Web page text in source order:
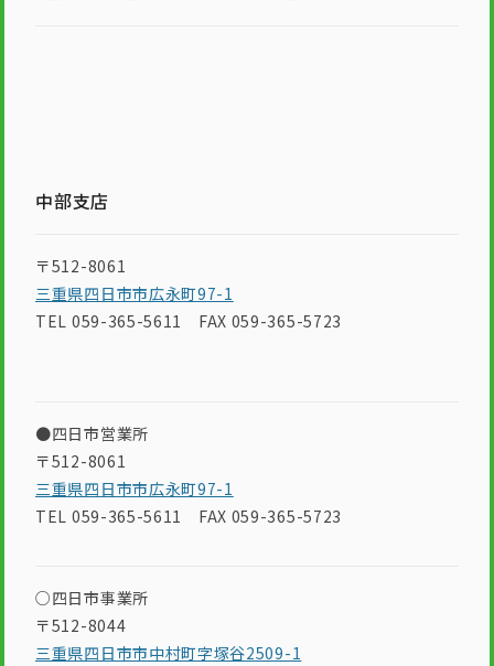
中部支店
〒512-8061
三重県四日市市広永町97-1
TEL 059-365-5611 FAX 059-365-5723
●四日市営業所
〒512-8061
三重県四日市市広永町97-1
TEL 059-365-5611 FAX 059-365-5723
○四日市事業所
〒512-8044
三重県四日市市中村町字塚谷2509-1